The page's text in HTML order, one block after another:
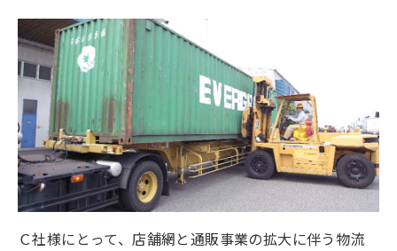
Ｃ社様にとって、店舗網と通販事業の拡大に伴う物流